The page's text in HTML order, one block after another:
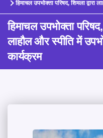
हिमाचल उपभोक्ता परिषद, शिमला
हिमाचल उपभोक्ता परिषद,
लाहौल और स्पीति में
कार्यक्रम